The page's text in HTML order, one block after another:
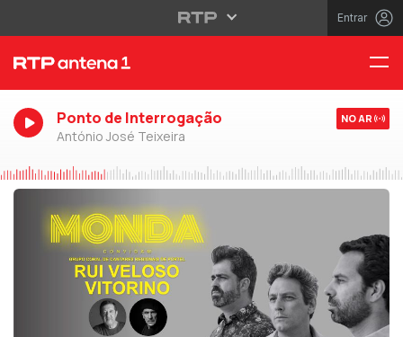
Entrar
Ponto de Interrogação
António José Teixeira
NO AR